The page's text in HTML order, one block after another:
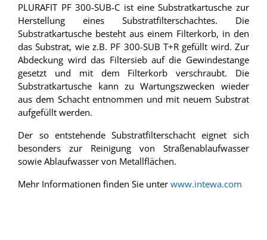
PLURAFIT PF 300-SUB-C ist eine Substratkartusche zur
Herstellung eines Substratfilterschachtes. Die
Substratkartusche besteht aus einem Filterkorb, in den
das Substrat, wie z.B. PF 300-SUB T+R gefüllt wird. Zur
Abdeckung wird das Filtersieb auf die Gewindestange
gesetzt und mit dem Filterkorb verschraubt. Die
Substratkartusche kann zu Wartungszwecken wieder
aus dem Schacht entnommen und mit neuem Substrat
aufgefüllt werden.
Der so entstehende Substratfilterschacht eignet sich
besonders zur Reinigung von Straßenablaufwasser
sowie Ablaufwasser von Metallflächen.
Mehr Informationen finden Sie unterwww.intewa.com